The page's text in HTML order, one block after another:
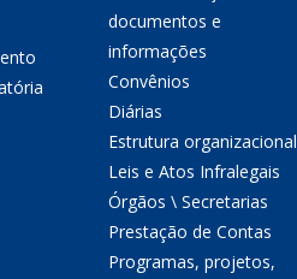
documentos e
informações
Convênios
Diárias
Estrutura organizacional
Leis e Atos Infralegais
Órgãos \ Secretarias
Prestação de Contas
Programas, projetos,